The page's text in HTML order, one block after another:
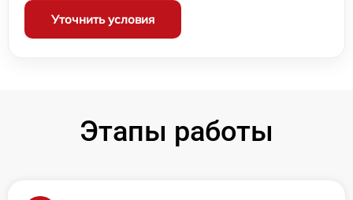
Уточнить условия
Этапы работы